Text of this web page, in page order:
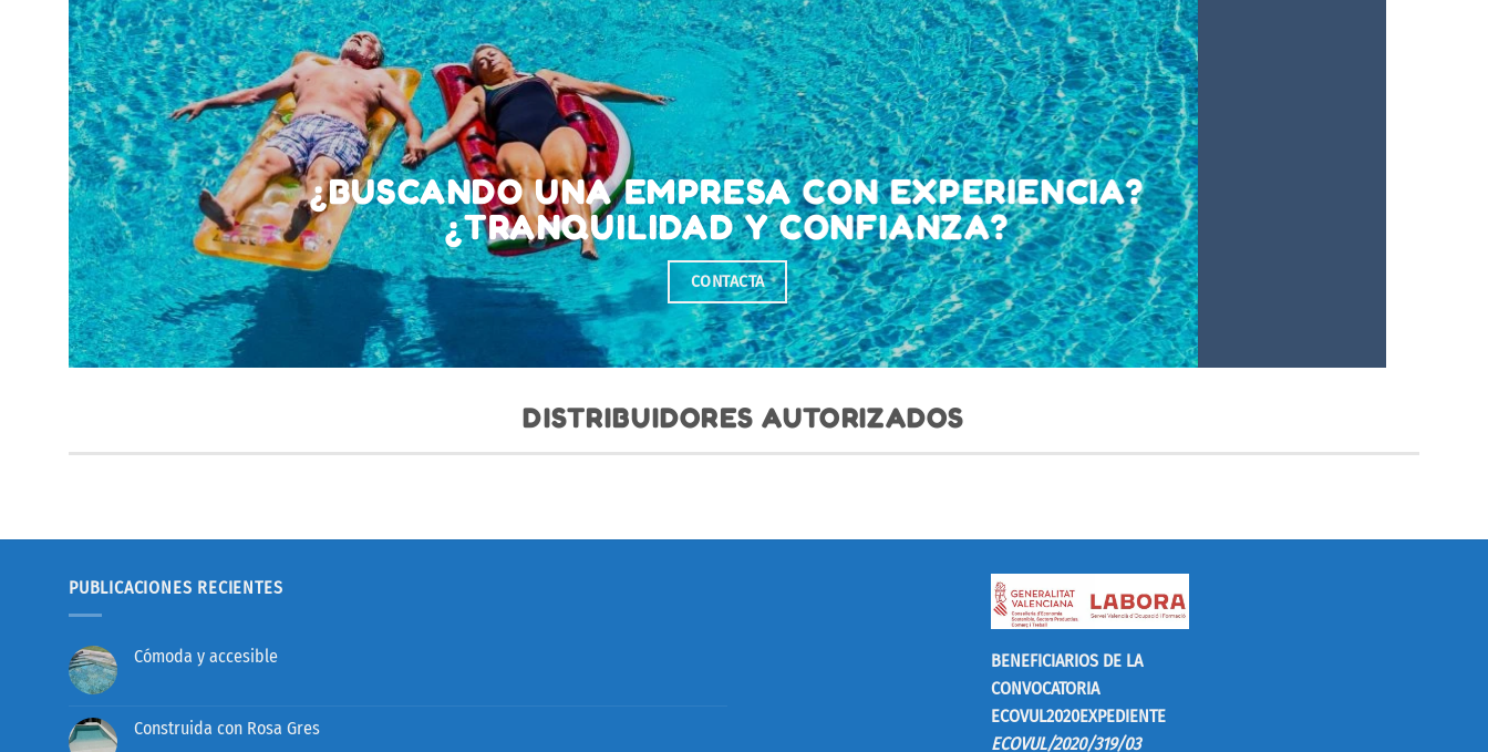
¿BUSCANDO UNA EMPRESA CON EXPERIENCIA?
¿TRANQUILIDAD Y CONFIANZA?
CONTACTA
DISTRIBUIDORES AUTORIZADOS
PUBLICACIONES RECIENTES
Cómoda y accesible
en
Cómoda
Construida con Rosa Gres
BENEFICIARIOS DE LA
CONVOCATORIA
ECOVUL2020EXPEDIENTE
ECOVUL/2020/319/03